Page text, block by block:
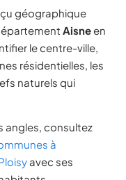
géographique
Aisneen
le centre-ville,
résidentielles, les
naturels qui
angles, consultez
à
avec ses